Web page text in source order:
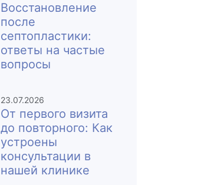
Восстановление
после
септопластики:
ответы на частые
вопросы
23.07.2026
От первого визита
до повторного: Как
устроены
консультации в
нашей клинике